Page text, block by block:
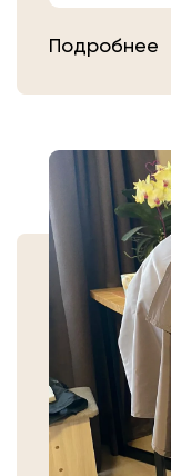
Затем
Или
Волос».
Подробнее